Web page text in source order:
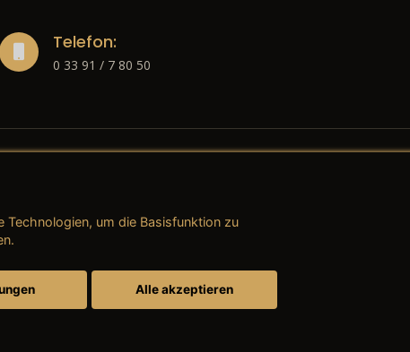
Telefon:
0 33 91 / 7 80 50
→ AGB (Teile & Zubehör)
Technologien, um die Basisfunktion zu
Alle akzeptieren